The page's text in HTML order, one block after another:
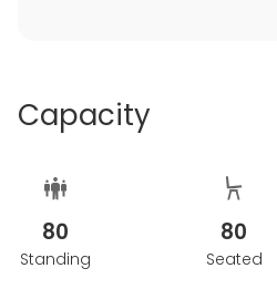
Capacity
80
Standing
80
Seated